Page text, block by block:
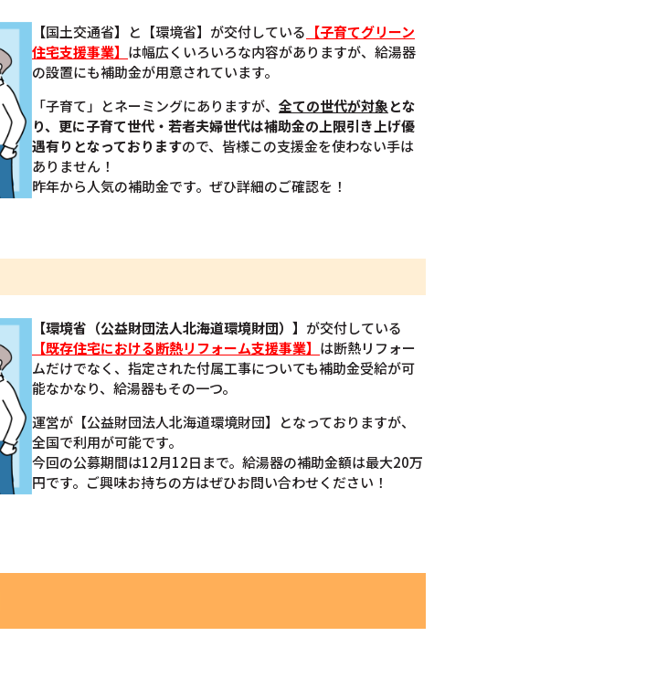
【国土交通省】 と【環境省】が交付している 【子育てグリーン
住宅支援事業】 は幅広くいろいろな内容がありますが、給湯器
の設置にも補助金が用意されています。
「子育て」とネーミングにありますが、 全ての世代が対象とな
り、更に子育て世代・若者夫婦世代は補助金の上限引き上げ優
遇有りとなっておりますので、皆様この支援金を使わない手は
ありません！
昨年から人気の補助金です。ぜひ詳細のご確認を！
【環境省（公益財団法人北海道環境財団）】 が交付している
【既存住宅における断熱リフォーム支援事業】 は断熱リフォー
ムだけでなく、指定された付属工事についても補助金受給が可
能なかなり、給湯器もその一つ。
運営が【公益財団法人北海道環境財団】となっておりますが、
全国で利用が可能です。
今回の公募期間は12月12日まで。給湯器の補助金額は最大20万
円です。ご興味お持ちの方はぜひお問い合わせください！